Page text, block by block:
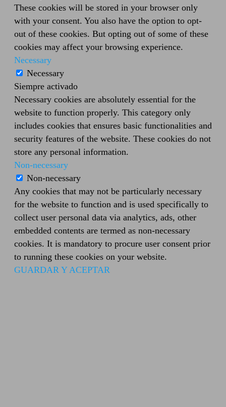
These cookies will be stored in your browser only
with your consent. You also have the option to opt-
out of these cookies. But opting out of some of these
cookies may affect your browsing experience.
Necessary
Necessary
Siempre activado
Necessary cookies are absolutely essential for the
website to function properly. This category only
includes cookies that ensures basic functionalities and
security features of the website. These cookies do not
store any personal information.
Non-necessary
Non-necessary
Any cookies that may not be particularly necessary
for the website to function and is used specifically to
collect user personal data via analytics, ads, other
embedded contents are termed as non-necessary
cookies. It is mandatory to procure user consent prior
to running these cookies on your website.
GUARDAR Y ACEPTAR